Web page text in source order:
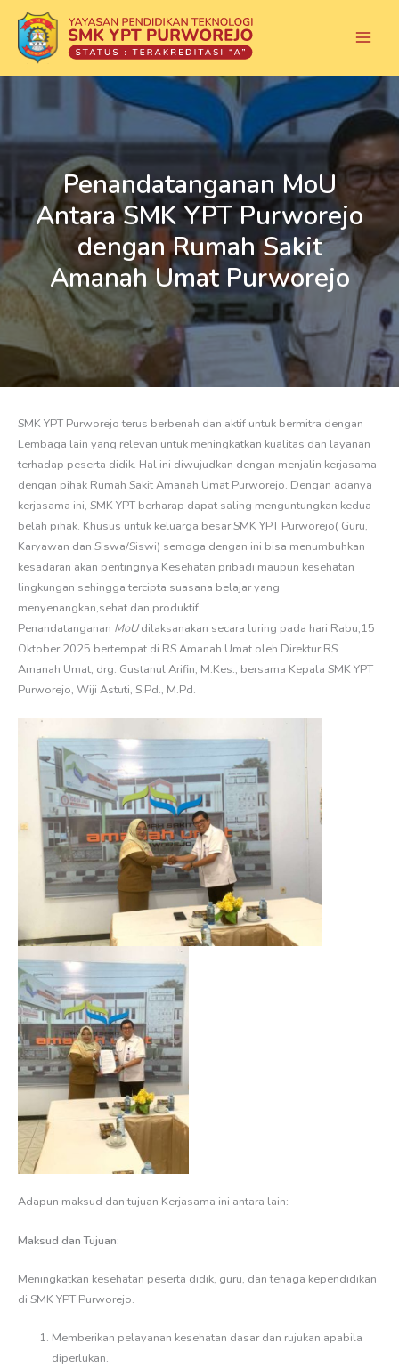
content
Menu
Penandatanganan MoU
Antara SMK YPT Purworejo
dengan Rumah Sakit
Amanah Umat Purworejo
SMK YPT Purworejo terus berbenah dan aktif untuk bermitra dengan
Lembaga lain yang relevan untuk meningkatkan kualitas dan layanan
terhadap peserta didik. Hal ini diwujudkan dengan menjalin kerjasama
dengan pihak Rumah Sakit Amanah Umat Purworejo. Dengan adanya
kerjasama ini, SMK YPT berharap dapat saling menguntungkan kedua
belah pihak. Khusus untuk keluarga besar SMK YPT Purworejo( Guru,
Karyawan dan Siswa/Siswi) semoga dengan ini bisa menumbuhkan
kesadaran akan pentingnya Kesehatan pribadi maupun kesehatan
lingkungan sehingga tercipta suasana belajar yang
menyenangkan,sehat dan produktif.
Penandatanganan MoUdilaksanakan secara luring pada hari Rabu,15
Oktober 2025 bertempat di RS Amanah Umat oleh Direktur RS
Amanah Umat, drg. Gustanul Arifin, M.Kes., bersama Kepala SMK YPT
Purworejo, Wiji Astuti, S.Pd., M.Pd.
Adapun maksud dan tujuan Kerjasama ini antara lain:
Maksud dan Tujuan:
Meningkatkan kesehatan peserta didik, guru, dan tenaga kependidikan
di SMK YPT Purworejo.
Memberikan pelayanan kesehatan dasar dan rujukan apabila
diperlukan.